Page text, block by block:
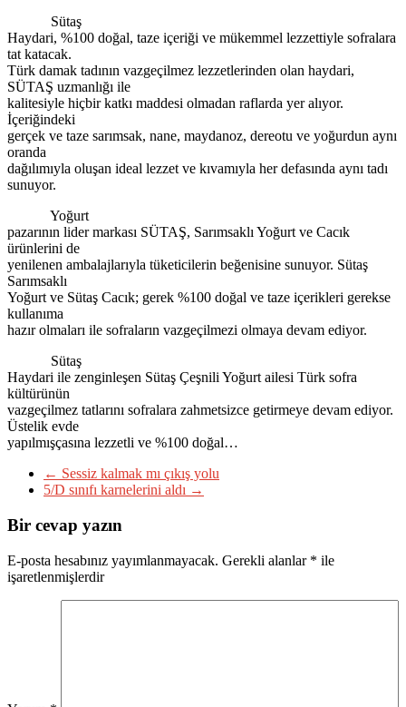
Sütaş
Haydari, %100 doğal, taze içeriği ve mükemmel lezzettiyle sofralara
tat katacak.
Türk damak tadının vazgeçilmez lezzetlerinden olan haydari,
SÜTAŞ uzmanlığı ile
kalitesiyle hiçbir katkı maddesi olmadan raflarda yer alıyor.
İçeriğindeki
gerçek ve taze sarımsak, nane, maydanoz, dereotu ve yoğurdun aynı
oranda
dağılımıyla oluşan ideal lezzet ve kıvamıyla her defasında aynı tadı
sunuyor.
Yoğurt
pazarının lider markası SÜTAŞ, Sarımsaklı Yoğurt ve Cacık
ürünlerini de
yenilenen ambalajlarıyla tüketicilerin beğenisine sunuyor. Sütaş
Sarımsaklı
Yoğurt ve Sütaş Cacık; gerek %100 doğal ve taze içerikleri gerekse
kullanıma
hazır olmaları ile sofraların vazgeçilmezi olmaya devam ediyor.
Sütaş
Haydari ile zenginleşen Sütaş Çeşnili Yoğurt ailesi Türk sofra
kültürünün
vazgeçilmez tatlarını sofralara zahmetsizce getirmeye devam ediyor.
Üstelik evde
yapılmışçasına lezzetli ve %100 doğal…
← Sessiz kalmak mı çıkış yolu
5/D sınıfı karnelerini aldı →
Bir cevap yazın
E-posta hesabınız yayımlanmayacak. Gerekli alanlar * ile
işaretlenmişlerdir